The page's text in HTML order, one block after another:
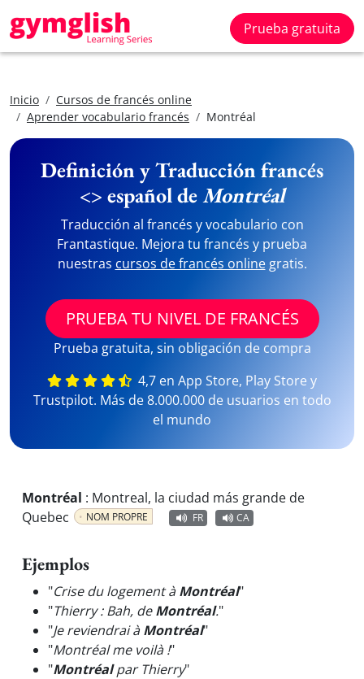
Prueba gratuita
Inicio
Cursos de francés online
Aprender vocabulario francés
Montréal
Definición y Traducción francés
<> español deMontréal
Traducción al francés y vocabulario con
Frantastique. Mejora tu francés y prueba
nuestras cursos de francés onlinegratis.
PRUEBA TU NIVEL DE FRANCÉS
Prueba gratuita, sin obligación de compra
4,7 en App Store, Play Store y
Trustpilot. Más de 8.000.000 de usuarios en todo
el mundo
Montréal : Montreal, la ciudad más grande de
Quebec
NOM PROPRE FR CA
Ejemplos
"Crise du logement àMontréal"
"Thierry : Bah, deMontréal."
"Je reviendrai àMontréal"
"Montréal me voilà !"
"Montréalpar Thierry"